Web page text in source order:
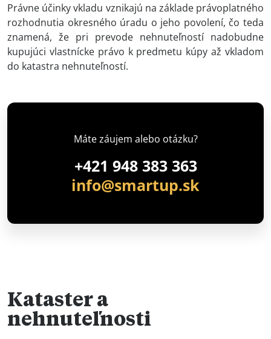
Právne účinky vkladu vznikajú na základe právoplatného
rozhodnutia okresného úradu o jeho povolení, čo teda
znamená, že pri prevode nehnuteľností nadobudne
kupujúci vlastnícke právo k predmetu kúpy až vkladom
do katastra nehnuteľností.
Máte záujem alebo otázku?
+421 948 383 363
info@smartup.sk
Kataster a
nehnuteľnosti